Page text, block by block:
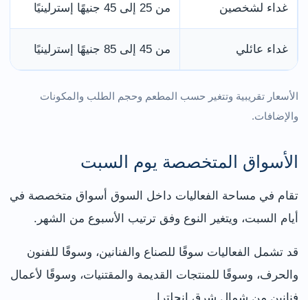
غداء لشخصين من 25 إلى 45 جنيهًا إسترلينيًا
غداء عائلي من 45 إلى 85 جنيهًا إسترلينيًا
الأسعار تقريبية وتتغير حسب المطعم وحجم الطلب والمكونات
والإضافات.
الأسواق المتخصصة يوم السبت
تقام في مساحة الفعاليات داخل السوق أسواق متخصصة في
أيام السبت، ويتغير النوع وفق ترتيب الأسبوع من الشهر.
قد تشمل الفعاليات سوقًا للصناع والفنانين، وسوقًا للفنون
والحرف، وسوقًا للمنتجات القديمة والمقتنيات، وسوقًا لأعمال